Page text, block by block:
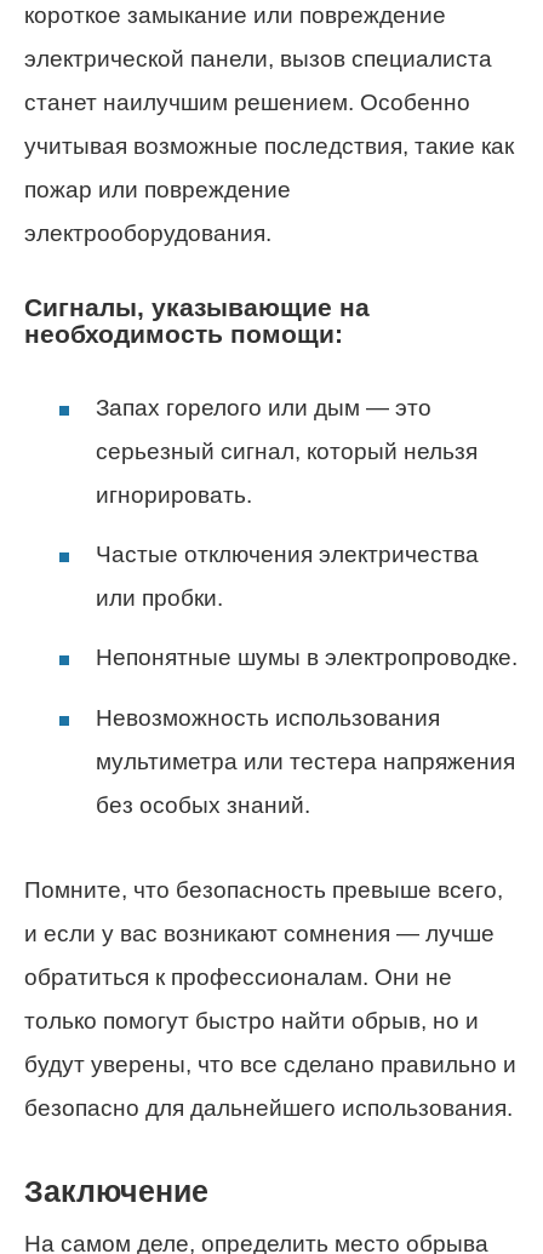
короткое замыкание или повреждение
электрической панели, вызов специалиста
станет наилучшим решением. Особенно
учитывая возможные последствия, такие как
пожар или повреждение
электрооборудования.
Сигналы, указывающие на
необходимость помощи:
Запах горелого или дым — это
серьезный сигнал, который нельзя
игнорировать.
Частые отключения электричества
или пробки.
Непонятные шумы в электропроводке.
Невозможность использования
мультиметра или тестера напряжения
без особых знаний.
Помните, что безопасность превыше всего,
и если у вас возникают сомнения — лучше
обратиться к профессионалам. Они не
только помогут быстро найти обрыв, но и
будут уверены, что все сделано правильно и
безопасно для дальнейшего использования.
Заключение
На самом деле, определить место обрыва